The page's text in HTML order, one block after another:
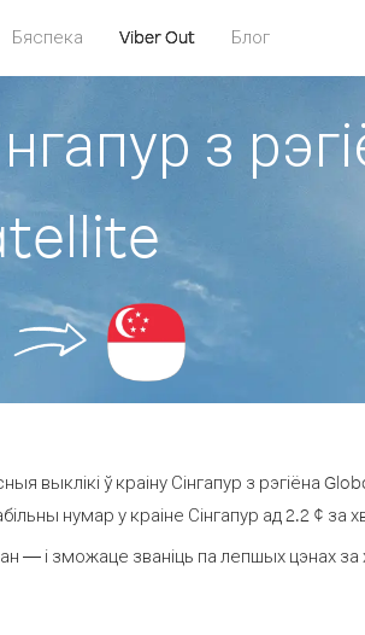
Бяспека Viber Out Блог
з
выклікі ў краіну Сінгапур з рэгіёна
нумар у краіне Сінгапур ад 2.2 ¢ за
і зможаце званіць па лепшых цэнах за